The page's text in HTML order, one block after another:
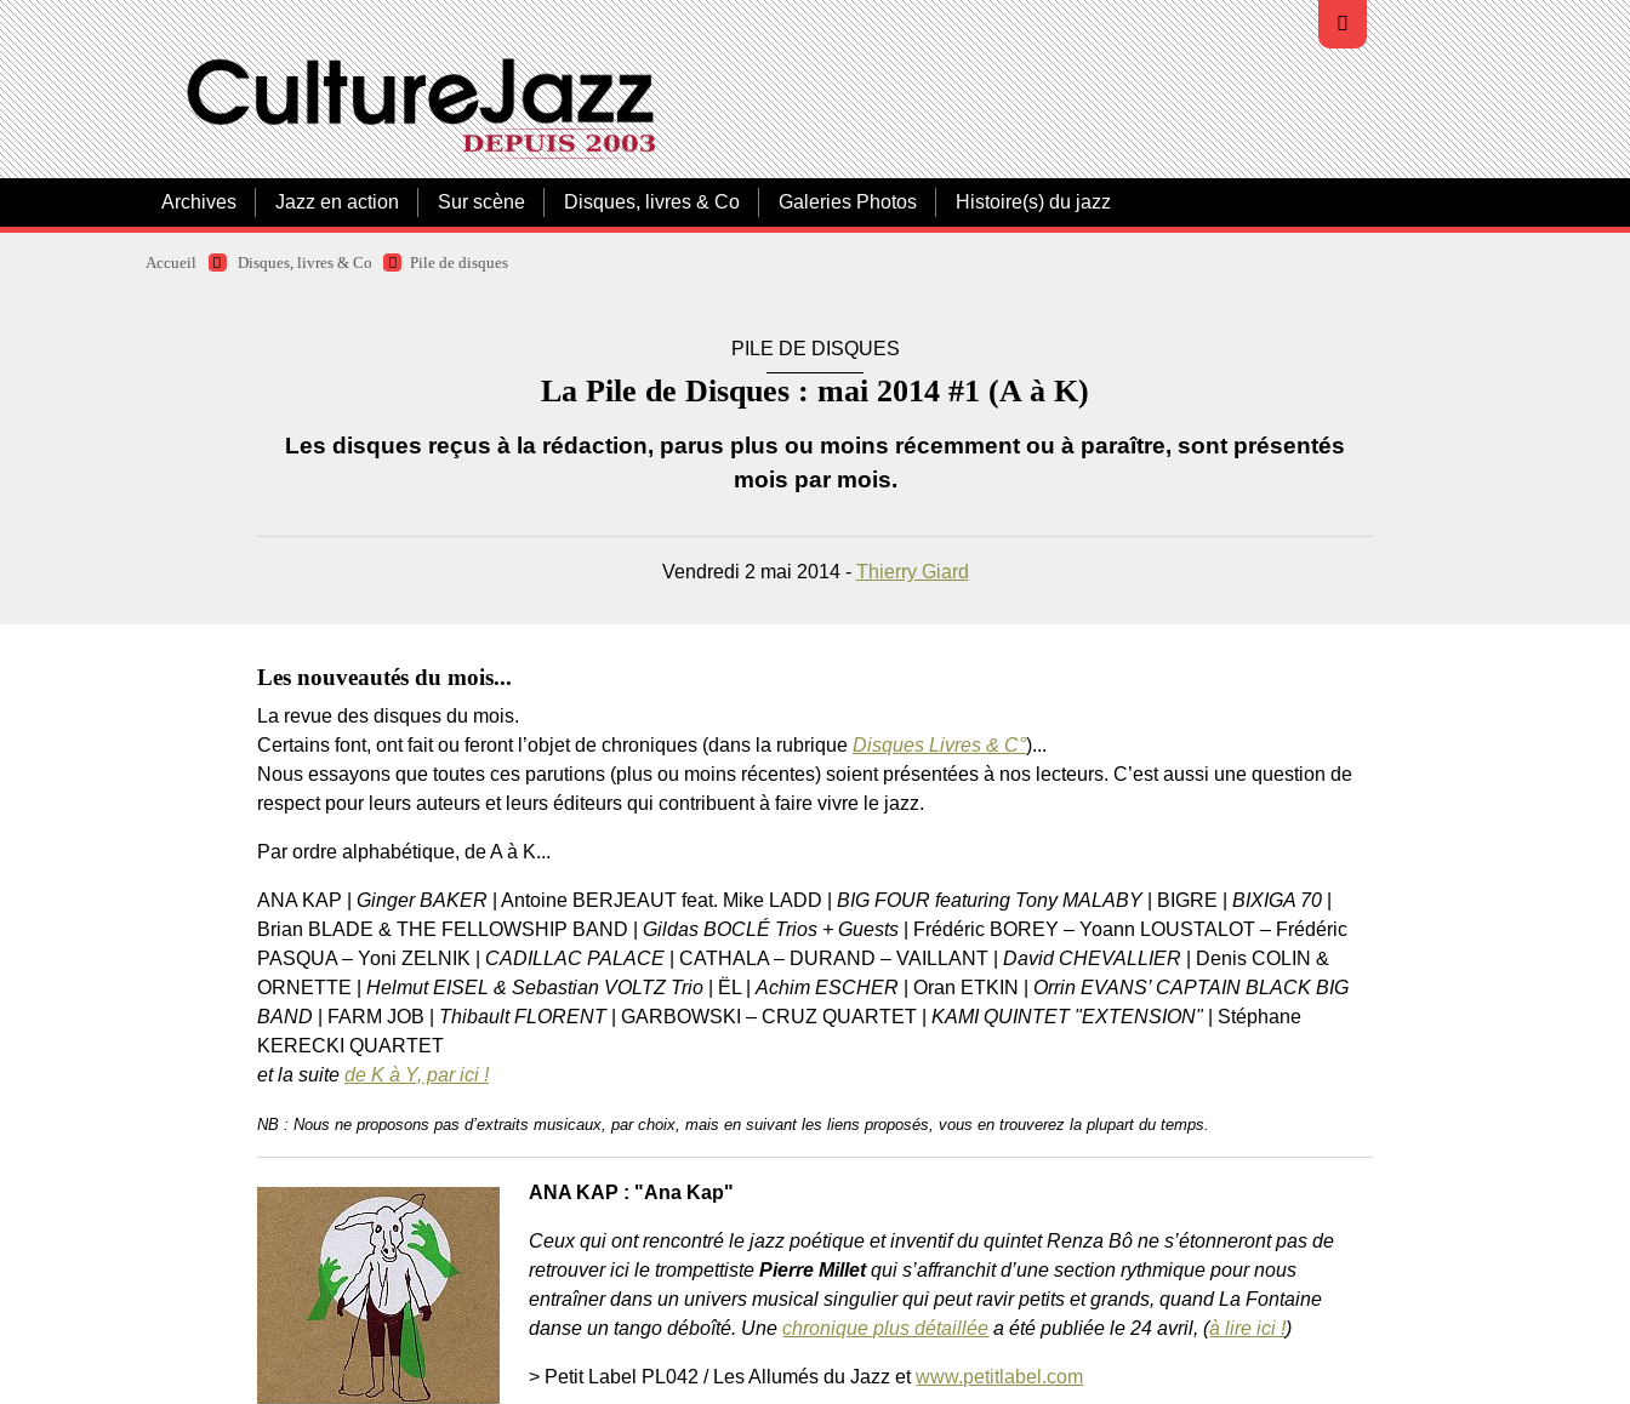
Archives Jazz en action Sur scène Disques, livres & Co Galeries Photos Histoire(s) du jazz
Accueil Disques, livres & Co Pile de disques
PILE DE DISQUES
La Pile de Disques : mai 2014 #1 (A à K)
Les disques reçus à la rédaction, parus plus ou moins récemment ou à paraître, sont présentés
mois par mois.
Vendredi 2 mai 2014 - Thierry Giard
Les nouveautés du mois...
La revue des disques du mois.
Certains font, ont fait ou feront l’objet de chroniques (dans la rubrique Disques Livres & C°)...
Nous essayons que toutes ces parutions (plus ou moins récentes) soient présentées à nos lecteurs. C’est aussi une question de
respect pour leurs auteurs et leurs éditeurs qui contribuent à faire vivre le jazz.
Par ordre alphabétique, de A à K...
ANA KAP | Ginger BAKER | Antoine BERJEAUT feat. Mike LADD | BIG FOUR featuring Tony MALABY| BIGRE | BIXIGA 70 |
Brian BLADE & THE FELLOWSHIP BAND | Gildas BOCLÉ Trios + Guests | Frédéric BOREY – Yoann LOUSTALOT – Frédéric
PASQUA – Yoni ZELNIK | CADILLAC PALACE | CATHALA – DURAND – VAILLANT | David CHEVALLIER | Denis COLIN &
ORNETTE | Helmut EISEL & Sebastian VOLTZ Trio | ËL | Achim ESCHER | Oran ETKIN | Orrin EVANS’ CAPTAIN BLACK BIG
BAND | FARM JOB | Thibault FLORENT| GARBOWSKI – CRUZ QUARTET | KAMI QUINTET "EXTENSION"| Stéphane
KERECKI QUARTET
et la suite de K à Y, par ici !
NB : Nous ne proposons pas d’extraits musicaux, par choix, mais en suivant les liens proposés, vous en trouverez la plupart du temps.
ANA KAP : "Ana Kap"
Ceux qui ont rencontré le jazz poétique et inventif du quintet Renza Bô ne s’étonneront pas de
retrouver ici le trompettistePierre Milletqui s’affranchit d’une section rythmique pour nous
entraîner dans un univers musical singulier qui peut ravir petits et grands, quand La Fontaine
danse un tango déboîté. Unechronique plus détaillée a été publiée le 24 avril, (à lire ici !)
> Petit Label PL042 / Les Allumés du Jazz etwww.petitlabel.com